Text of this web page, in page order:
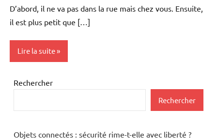
D’abord, il ne va pas dans la rue mais chez vous. Ensuite,
il est plus petit que […]
Lire la suite
Inclassables
Rechercher
Rechercher
Objets connectés : sécurité rime-t-elle avec liberté ?